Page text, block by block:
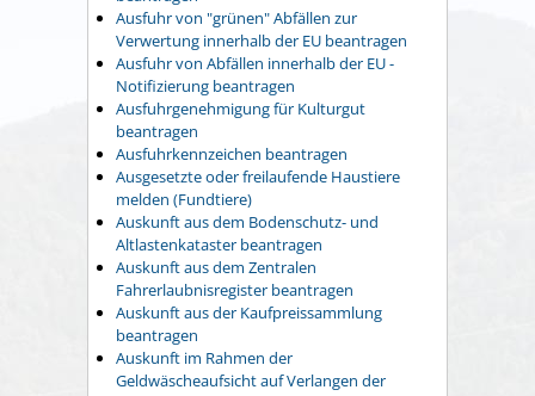
Ausfuhr von "grünen" Abfällen zur
Verwertung innerhalb der EU beantragen
Ausfuhr von Abfällen innerhalb der EU -
Notifizierung beantragen
Ausfuhrgenehmigung für Kulturgut
beantragen
Ausfuhrkennzeichen beantragen
Ausgesetzte oder freilaufende Haustiere
melden (Fundtiere)
Auskunft aus dem Bodenschutz- und
Altlastenkataster beantragen
Auskunft aus dem Zentralen
Fahrerlaubnisregister beantragen
Auskunft aus der Kaufpreissammlung
beantragen
Auskunft im Rahmen der
Geldwäscheaufsicht auf Verlangen der